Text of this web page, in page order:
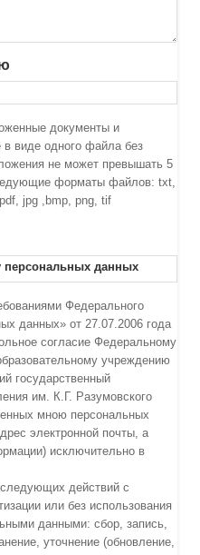
документы и
виде одного файла без
не может превышать 5
форматы файлов: txt,
jpg ,bmp, png, tif
персональных данных
Федерального
данных» от 27.07.2006 года
согласие Федеральному
учреждению
государственный
им. К.Г. Разумовского
мною персональных
электронной почты, а
исключительно в
действий с
или без использования
данными: сбор, запись,
уточнение (обновление,